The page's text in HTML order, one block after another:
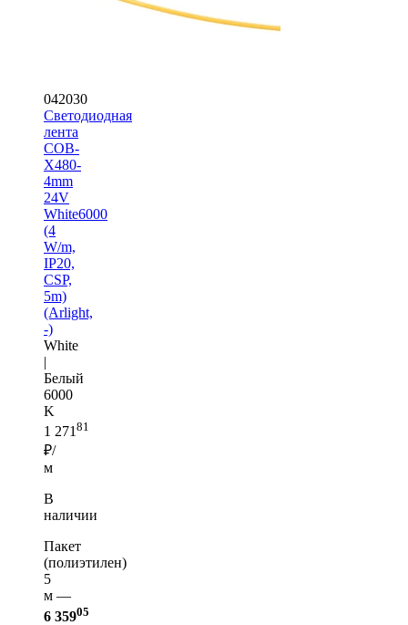
042030
Светодиодная
лента
COB-
X480-
4mm
24V
White6000
(4
W/m,
IP20,
CSP,
5m)
(Arlight,
-)
White
|
Белый
6000
K
1 271 81
₽/
м
В
наличии
Пакет
(полиэтилен)
5
м —
6 35905